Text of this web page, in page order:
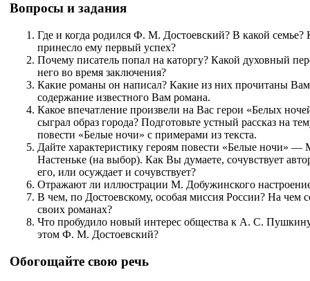
Вопросы и задания
Где и когда родился Ф. М. Достоевский? В какой семье?
принесло ему первый успех?
Почему писатель попал на каторгу? Какой духовный
него во время заключения?
Какие романы он написал? Какие из них прочитаны
содержание известного Вам романа.
Какое впечатление произвели на Вас герои «Белых
сыграл образ города? Подготовьте устный рассказ на
повести «Белые ночи» с примерами из текста.
Дайте характеристику героям повести «Белые ночи» —
Настеньке (на выбор). Как Вы думаете, сочувствует
его, или осуждает и сочувствует?
Отражают ли иллюстрации М. Добужинского
В чем, по Достоевскому, особая миссия России? На чем
своих романах?
Что пробудило новый интерес общества к А. С.
этом Ф. М. Достоевский?
Обогощайте свою речь